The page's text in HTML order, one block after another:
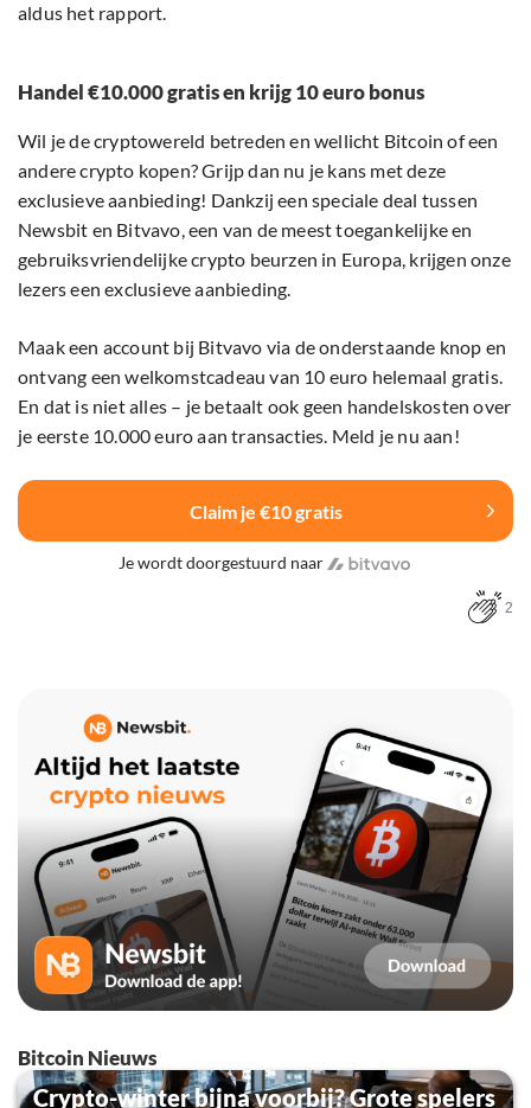
aldus het rapport.
Handel €10.000 gratis en krijg 10 euro bonus
Wil je de cryptowereld betreden en wellicht Bitcoin of een
andere crypto kopen? Grijp dan nu je kans met deze
exclusieve aanbieding! Dankzij een speciale deal tussen
Newsbit en Bitvavo, een van de meest toegankelijke en
gebruiksvriendelijke crypto beurzen in Europa, krijgen onze
lezers een exclusieve aanbieding.
Maak een account bij Bitvavo via de onderstaande knop en
ontvang een welkomstcadeau van 10 euro helemaal gratis.
En dat is niet alles – je betaalt ook geen handelskosten over
je eerste 10.000 euro aan transacties. Meld je nu aan!
Claim je €10 gratis
Je wordt doorgestuurd naar
2
Bitcoin Nieuws
Crypto-winter bijna voorbij? Grote spelers